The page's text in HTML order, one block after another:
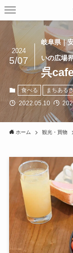
岐阜県｜
いの広場
呉
2024
5/07
食べる まちある
2022.05.10
ホーム 観光・買物